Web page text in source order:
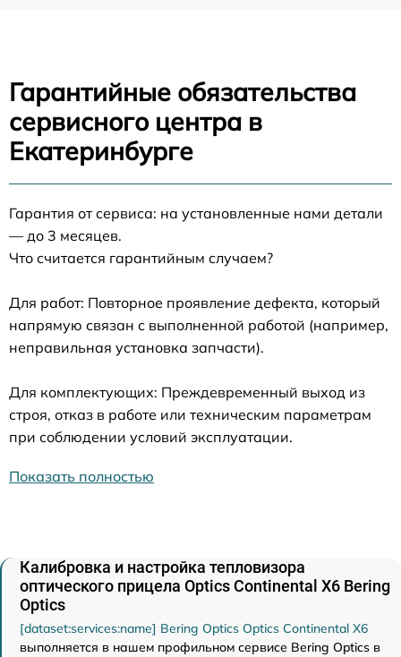
Гарантийные обязательства
сервисного центра в
Екатеринбурге
Гарантия от сервиса: на установленные нами детали
— до 3 месяцев.
Что считается гарантийным случаем?
Для работ: Повторное проявление дефекта, который
напрямую связан с выполненной работой (например,
неправильная установка запчасти).
Для комплектующих: Преждевременный выход из
строя, отказ в работе или техническим параметрам
при соблюдении условий эксплуатации.
Показать полностью
Калибровка и настройка тепловизора
оптического прицела Optics Continental X6 Bering
Optics
[dataset:services:name] Bering Optics Optics Continental X6
выполняется в нашем профильном сервисе Bering Optics в